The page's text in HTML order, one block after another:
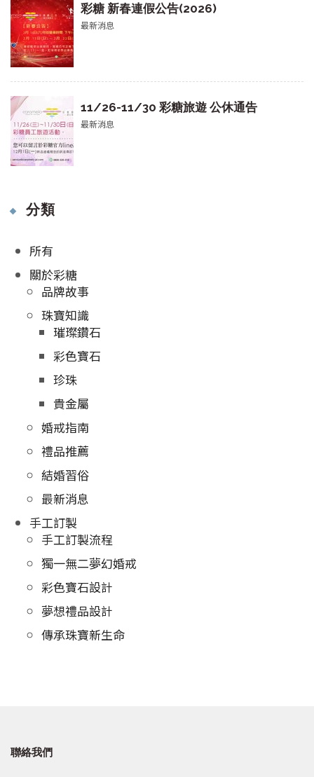
彩糖 新春連假公告(2026)
最新消息
11/26-11/30 彩糖旅遊 公休通告
最新消息
分類
所有
關於彩糖
品牌故事
珠寶知識
璀璨鑽石
彩色寶石
珍珠
貴金屬
婚戒指南
禮品推薦
結婚習俗
最新消息
手工訂製
手工訂製流程
獨一無二夢幻婚戒
彩色寶石設計
夢想禮品設計
傳承珠寶新生命
聯絡我們